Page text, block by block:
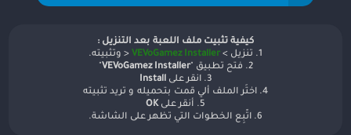
كيفية تثبيت ملف اللعبة بعد التنزيل :
1. تنزيل >
VEVoGamez Installer < وتثبيته.
2. فتح تطبيق "
VEVoGamez Installer
"
3. انقر على
Install
4. اختَر الملف ألي قمت بتحميله و تريد تثبيته
5. أنقر على
OK
6. اتّبِع الخطوات التي تظهر على الشاشة.